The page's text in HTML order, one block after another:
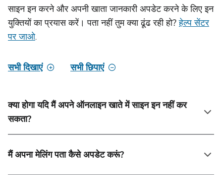
साइन इन करने और अपनी खाता जानकारी अपडेट करने के लिए इन
युक्तियों का प्रयास करें। पता नहीं तुम क्या ढूंढ रही हो?हेल्प सेंटर
पर जाओ.
सभी दिखाएं सभी छिपाएं
क्या होगा यदि मैं अपने ऑनलाइन खाते में साइन इन नहीं कर
सकता?
मैं अपना मेलिंग पता कैसे अपडेट करूं?